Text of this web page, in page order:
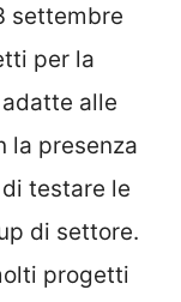
settembre
per la
alle
la presenza
testare le
di settore.
progetti